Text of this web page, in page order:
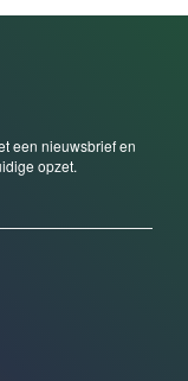
een nieuwsbrief en
opzet.